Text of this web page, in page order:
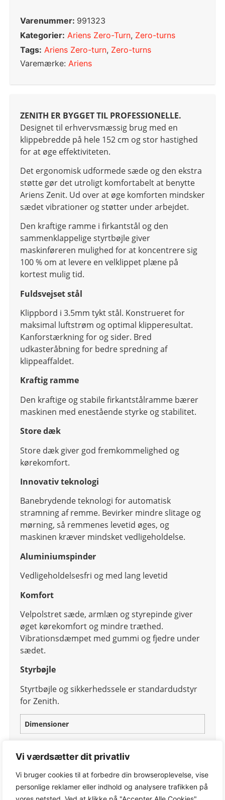
Vi værdsætter dit privatliv
Vi bruger cookies til at forbedre din browseroplevelse, vise
personlige reklamer eller indhold og analysere trafikken på
Varenummer: 991323
Kategorier: Ariens Zero-Turn, Zero-turns
Tags: Ariens Zero-turn, Zero-turns
Varemærke: Ariens
ZENITH ER BYGGET TIL PROFESSIONELLE.
Designet til erhvervsmæssig brug med en
klippebredde på hele 152 cm og stor hastighed
for at øge effektiviteten.
Det ergonomisk udformede sæde og den ekstra
støtte gør det utroligt komfortabelt at benytte
Ariens Zenit. Ud over at øge komforten mindsker
sædet vibrationer og støtter under arbejdet.
Den kraftige ramme i firkantstål og den
sammenklappelige styrtbøjle giver
maskinføreren mulighed for at koncentrere sig
100 % om at levere en velklippet plæne på
kortest mulig tid.
Fuldsvejset stål
Klippbord i 3.5mm tykt stål. Konstrueret for
maksimal luftstrøm og optimal klipperesultat.
Kanforstærkning for og sider. Bred
udkasteråbning for bedre spredning af
klippeaffaldet.
Kraftig ramme
Den kraftige og stabile firkantstålramme bærer
maskinen med enestående styrke og stabilitet.
Store dæk
Store dæk giver god fremkommelighed og
kørekomfort.
Innovativ teknologi
Banebrydende teknologi for automatisk
stramning af remme. Bevirker mindre slitage og
mørning, så remmenes levetid øges, og
maskinen kræver mindsket vedligeholdelse.
Aluminiumspinder
Vedligeholdelsesfri og med lang levetid
Komfort
Velpolstret sæde, armlæn og styrepinde giver
øget kørekomfort og mindre træthed.
Vibrationsdæmpet med gummi og fjedre under
sædet.
Styrbøjle
Styrtbøjle og sikkerhedssele er standardudstyr
for Zenith.
Dimensioner
Bredde
1,905 meter
Højde
124,5/184,2 meter